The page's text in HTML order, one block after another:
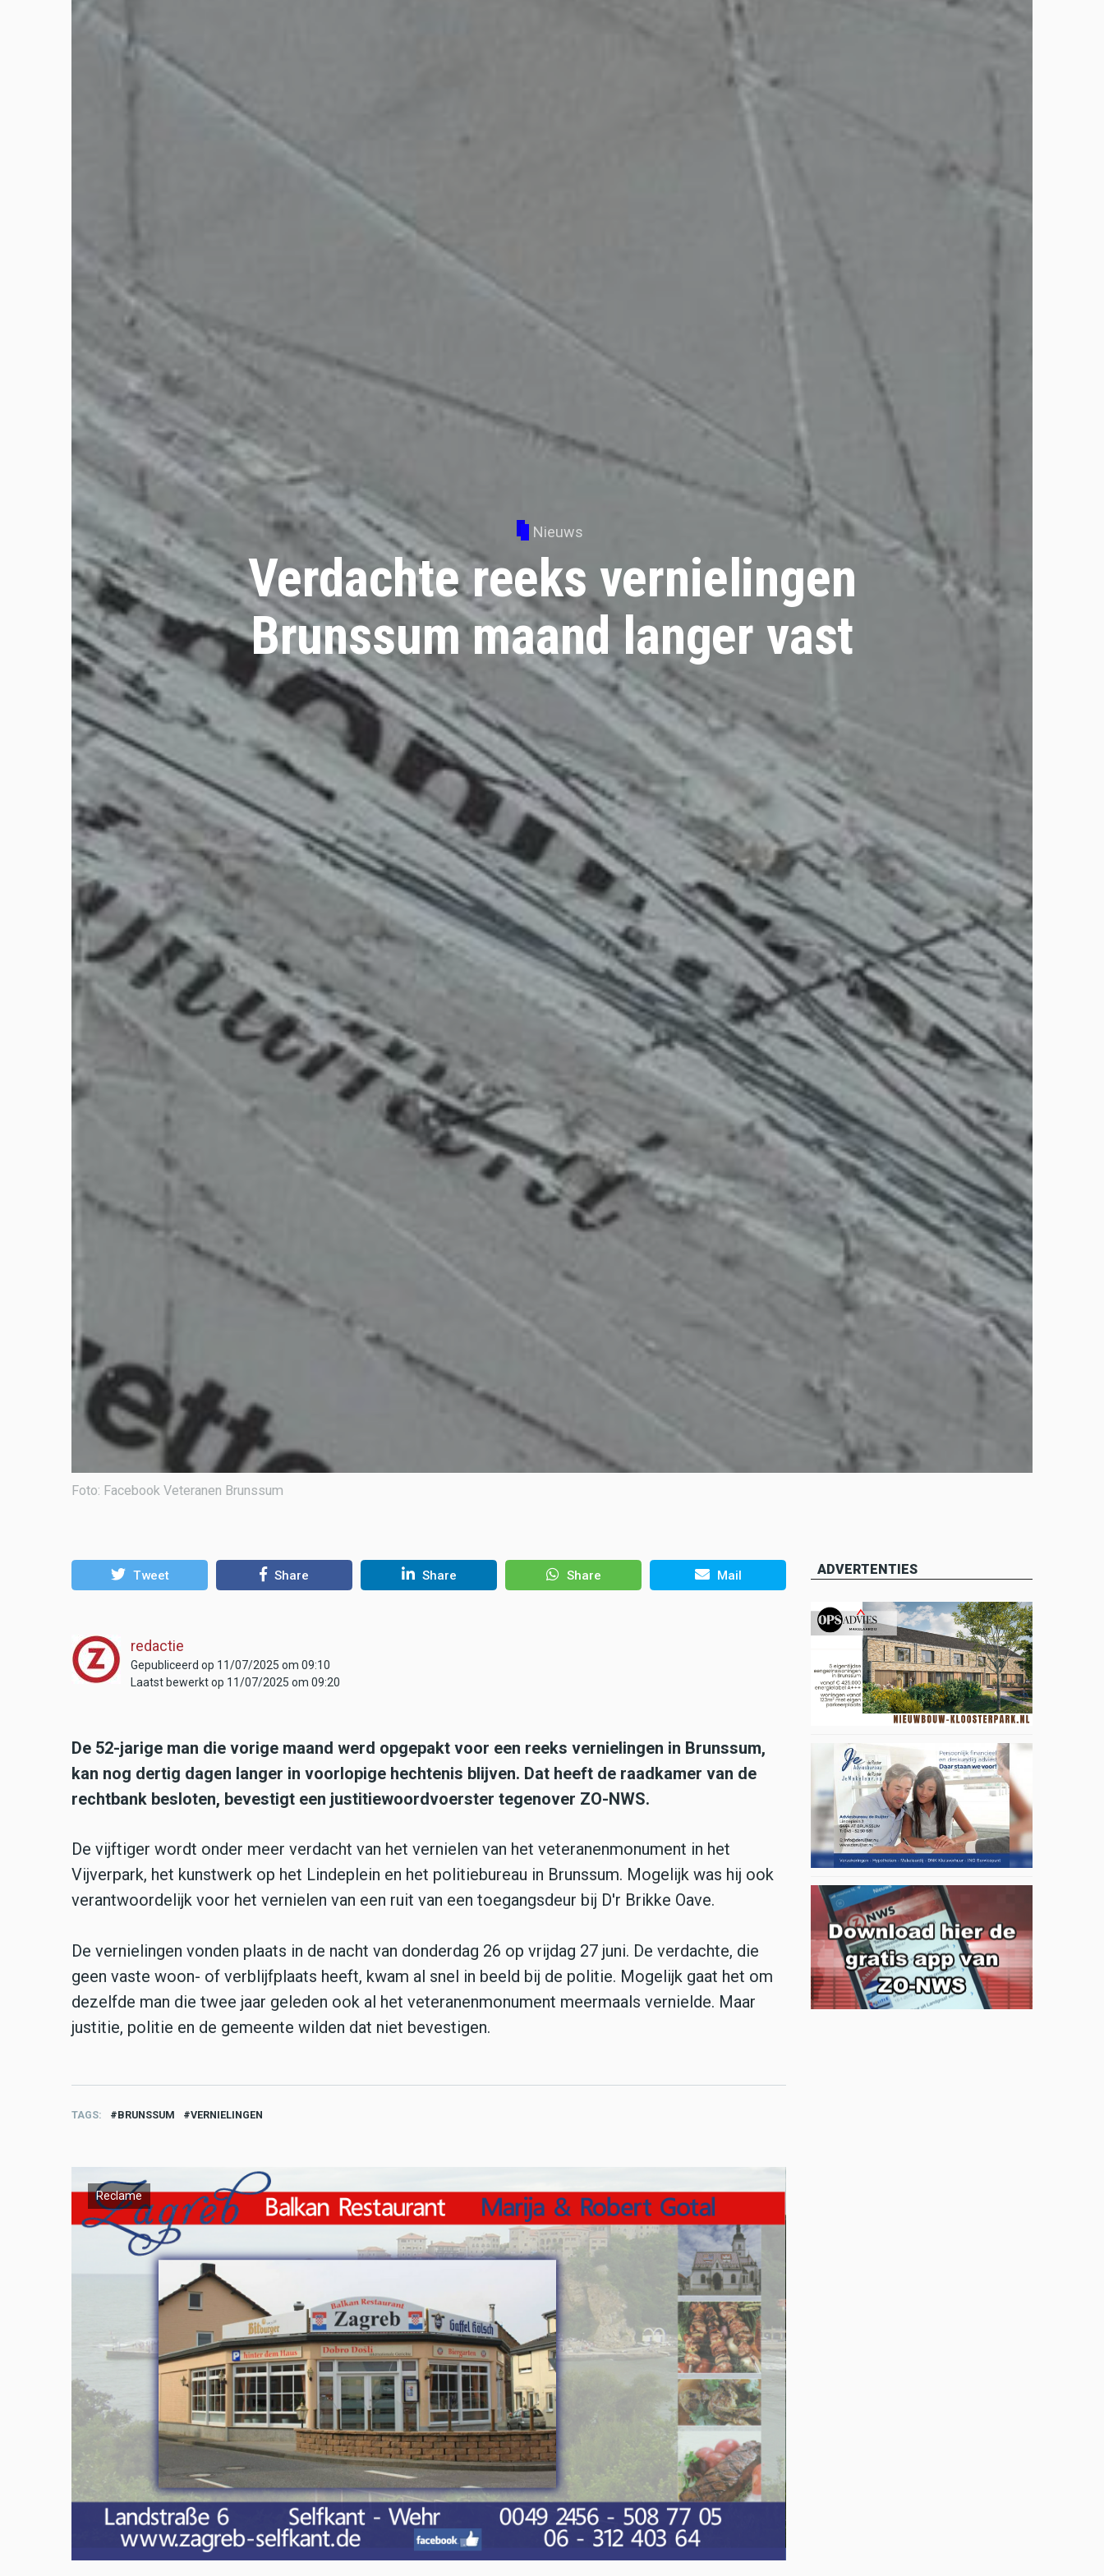
Nieuws
Verdachte reeks vernielingen
Brunssum maand langer vast
Foto: Facebook Veteranen Brunssum
Tweet Share Share Share Mail
redactie
Gepubliceerd op 11/07/2025 om 09:10
Laatst bewerkt op 11/07/2025 om 09:20
De 52-jarige man die vorige maand werd opgepakt voor een reeks vernielingen in Brunssum,
kan nog dertig dagen langer in voorlopige hechtenis blijven. Dat heeft de raadkamer van de
rechtbank besloten, bevestigt een justitiewoordvoerster tegenover ZO-NWS.
De vijftiger wordt onder meer verdacht van het vernielen van het veteranenmonument in het
Vijverpark, het kunstwerk op het Lindeplein en het politiebureau in Brunssum. Mogelijk was hij ook
verantwoordelijk voor het vernielen van een ruit van een toegangsdeur bij D'r Brikke Oave.
De vernielingen vonden plaats in de nacht van donderdag 26 op vrijdag 27 juni. De verdachte, die
geen vaste woon- of verblijfplaats heeft, kwam al snel in beeld bij de politie. Mogelijk gaat het om
dezelfde man die twee jaar geleden ook al het veteranenmonument meermaals vernielde. Maar
justitie, politie en de gemeente wilden dat niet bevestigen.
TAGS BRUNSSUM VERNIELINGEN
Reclame
ADVERTENTIES